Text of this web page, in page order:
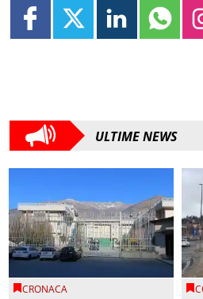
ULTIME NEWS
CRONACA